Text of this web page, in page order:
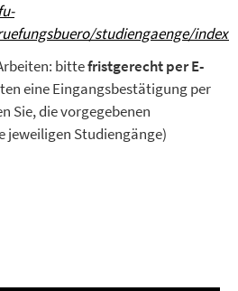
studiengaenge/
bittefristgerecht per E-
eine Eingangsbestätigung per
Sie, die vorgegebenen
jeweiligen Studiengänge)